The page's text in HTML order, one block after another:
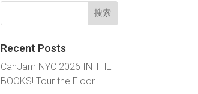
搜
Recent Posts
CanJam NYC 2026 IN THE
BOOKS! Tour the Floor